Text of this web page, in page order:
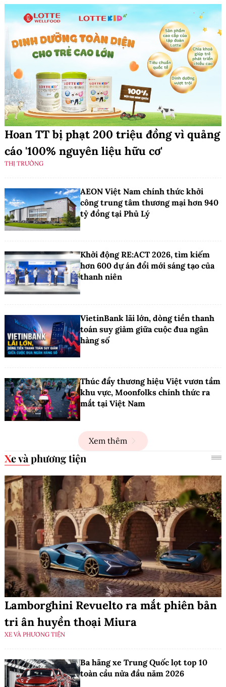
Hoan TT bị phạt 200 triệu đồng vì quảng
cáo '100% nguyên liệu hữu cơ'
THỊ TRƯỜNG
AEON Việt Nam chính thức khởi
công trung tâm thương mại hơn 940
tỷ đồng tại Phủ Lý
Khởi động RE:ACT 2026, tìm kiếm
hơn 600 dự án đổi mới sáng tạo của
thanh niên
VietinBank lãi lớn, dòng tiền thanh
toán suy giảm giữa cuộc đua ngân
hàng số
Thúc đẩy thương hiệu Việt vươn tầm
khu vực, Moonfolks chính thức ra
mắt tại Việt Nam
Xem thêm
Xe và phương tiện
Lamborghini Revuelto ra mắt phiên bản
tri ân huyền thoại Miura
XE VÀ PHƯƠNG TIỆN
Ba hãng xe Trung Quốc lọt top 10
toàn cầu nửa đầu năm 2026